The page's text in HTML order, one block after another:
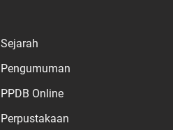
Sejarah
Pengumuman
PPDB Online
Perpustakaan